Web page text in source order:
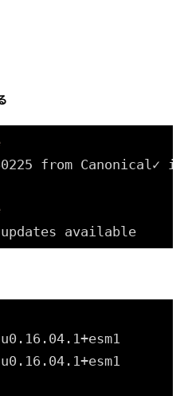
from Canonical✓
available